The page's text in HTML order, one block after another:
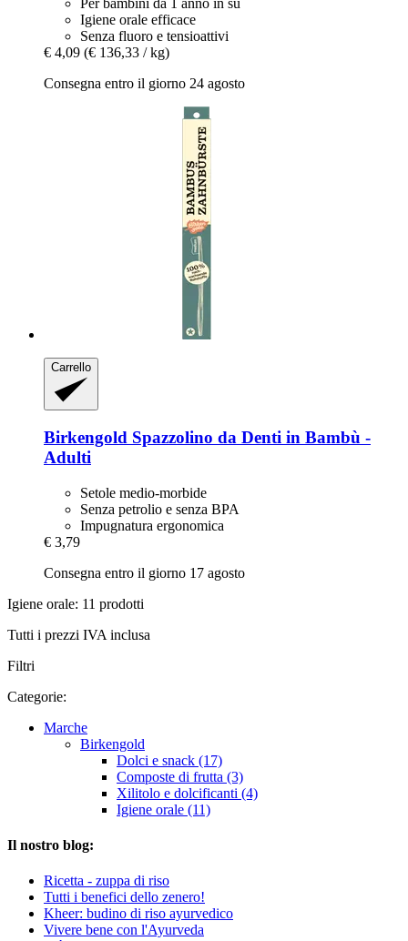
Igiene orale efficace
Senza fluoro e tensioattivi
€ 4,09 (€ 136,33 / kg)
Consegna entro il giorno 24 agosto
Carrello
Birkengold Spazzolino da Denti in Bambù -​
Adulti
Setole medio-morbide
Senza petrolio e senza BPA
Impugnatura ergonomica
€ 3,79
Consegna entro il giorno 17 agosto
Igiene orale: 11 prodotti
Tutti i prezzi IVA inclusa
Filtri
Categorie:
Marche
Birkengold
Dolci e snack (17)
Composte di frutta (3)
Xilitolo e dolcificanti (4)
Igiene orale (11)
Il nostro blog:
Ricetta - zuppa di riso
Tutti i benefici dello zenero!
Kheer: budino di riso ayurvedico
Vivere bene con l'Ayurveda